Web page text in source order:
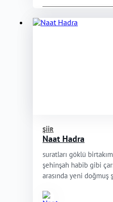
ŞIIR
Naat Hadra
suratları göklü
şehinşah habib gibi
arasında yeni doğmuş